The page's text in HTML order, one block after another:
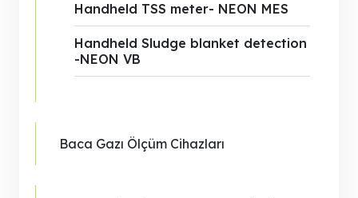
Handheld TSS meter- NEON MES
Handheld Sludge blanket detection
-NEON VB
Baca Gazı Ölçüm Cihazları